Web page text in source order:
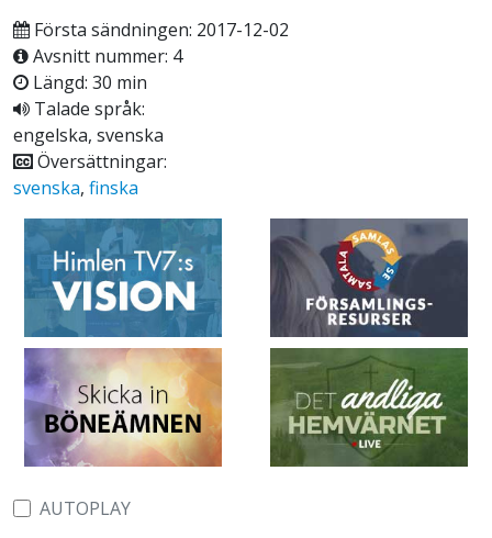
Första sändningen: 2017-12-02
Avsnitt nummer: 4
Längd: 30 min
Talade språk:
engelska, svenska
Översättningar:
svenska, finska
AUTOPLAY